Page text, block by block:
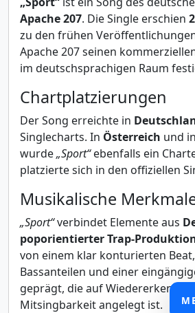
Apache 207. Die Single erschien
zu den frühen
Apache 207 seinen
im deutschsprachigen Raum
Chartplatzierungen
Der Song erreichte in
Singlecharts. In Österreich und
wurde„Sport“ebenfalls ein
platzierte sich in den offiziellen
Musikalische
„Sport“verbindet Elemente aus
poporientierter Trap-
von einem klar konturierten
Bassanteilen und einer
geprägt, die auf
Mitsingbarkeit angelegt ist.